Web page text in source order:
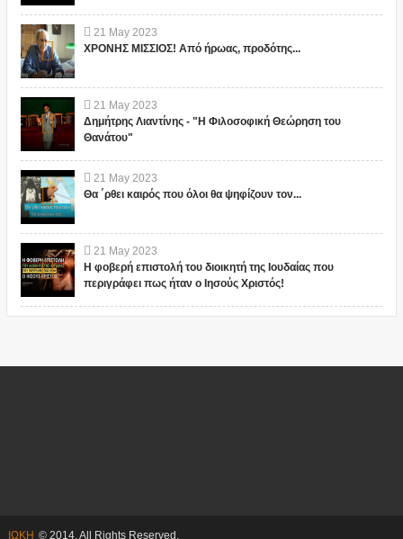
21 May 2023
ΧΡΟΝΗΣ ΜΙΣΣΙΟΣ! Από ήρωας, προδότης...
21 May 2023
Δημήτρης Λιαντίνης - "Η Φιλοσοφική Θεώρηση του
Θανάτου"
21 May 2023
Θα ΄ρθει καιρός που όλοι θα ψηφίζουν τον...
21 May 2023
Η φοβερή επιστολή του διοικητή της Ιουδαίας που
περιγράφει πως ήταν ο Ιησούς Χριστός!
ΙΩΚΗ © 2014. All Rights Reserved.